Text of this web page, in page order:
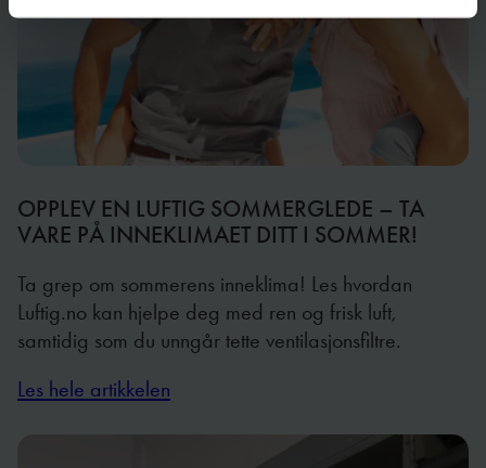
OPPLEV EN LUFTIG SOMMERGLEDE – TA
VARE PÅ INNEKLIMAET DITT I SOMMER!
Ta grep om sommerens inneklima! Les hvordan
Luftig.no kan hjelpe deg med ren og frisk luft,
samtidig som du unngår tette ventilasjonsfiltre.
Les hele artikkelen